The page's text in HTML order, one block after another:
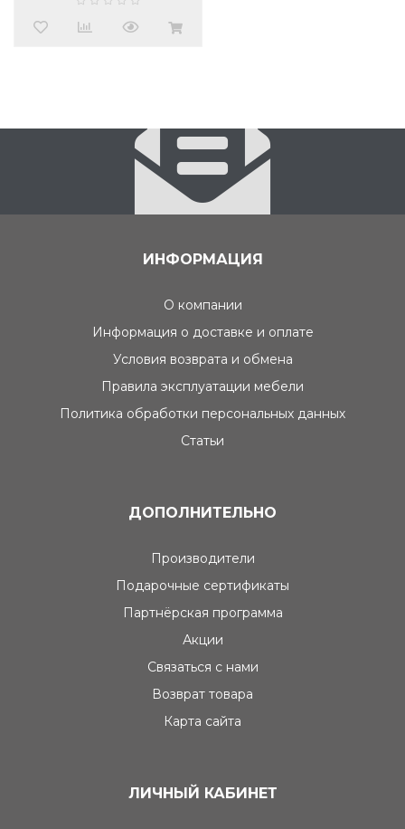
ИНФОРМАЦИЯ
О компании
Информация о доставке и оплате
Условия возврата и обмена
Правила эксплуатации мебели
Политика обработки персональных данных
Статьи
ДОПОЛНИТЕЛЬНО
Производители
Подарочные сертификаты
Партнёрская программа
Акции
Связаться с нами
Возврат товара
Карта сайта
ЛИЧНЫЙ КАБИНЕТ